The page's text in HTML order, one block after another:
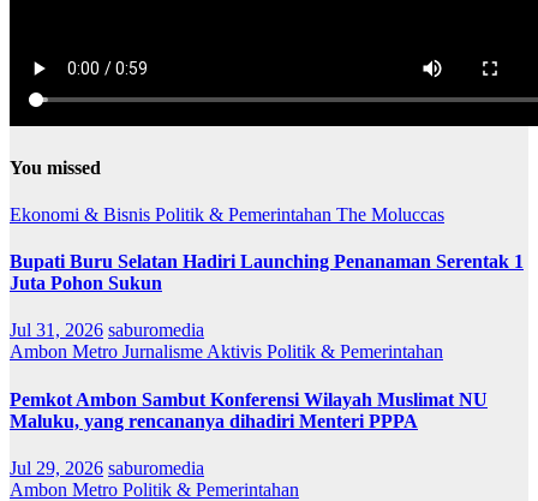
You missed
Ekonomi & Bisnis Politik & Pemerintahan The Moluccas
Bupati Buru Selatan Hadiri Launching Penanaman Serentak 1
Juta Pohon Sukun
Jul 31, 2026 saburomedia
Ambon Metro Jurnalisme Aktivis Politik & Pemerintahan
Pemkot Ambon Sambut Konferensi Wilayah Muslimat NU
Maluku, yang rencananya dihadiri Menteri PPPA
Jul 29, 2026 saburomedia
Ambon Metro Politik & Pemerintahan